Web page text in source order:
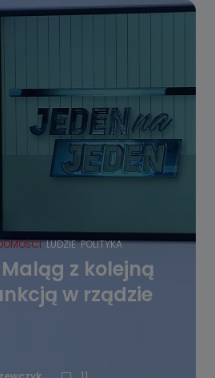
LUDZIE POLITYKA
z kolejną
w rządzie